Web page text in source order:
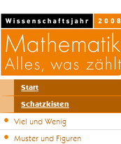
Start
Schatzkisten
Viel und Wenig
Muster und Figuren